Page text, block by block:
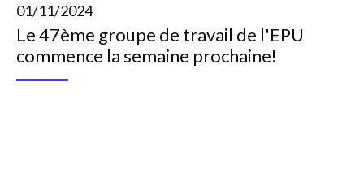
01/11/2024
Le 47ème groupe de travail de l'EPU
commence la semaine prochaine!